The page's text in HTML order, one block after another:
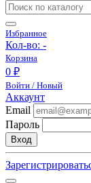
Избранное
Кол-во: -
Корзина
0 ₽
Войти / Новый
Аккаунт
Email
Пароль
Вход